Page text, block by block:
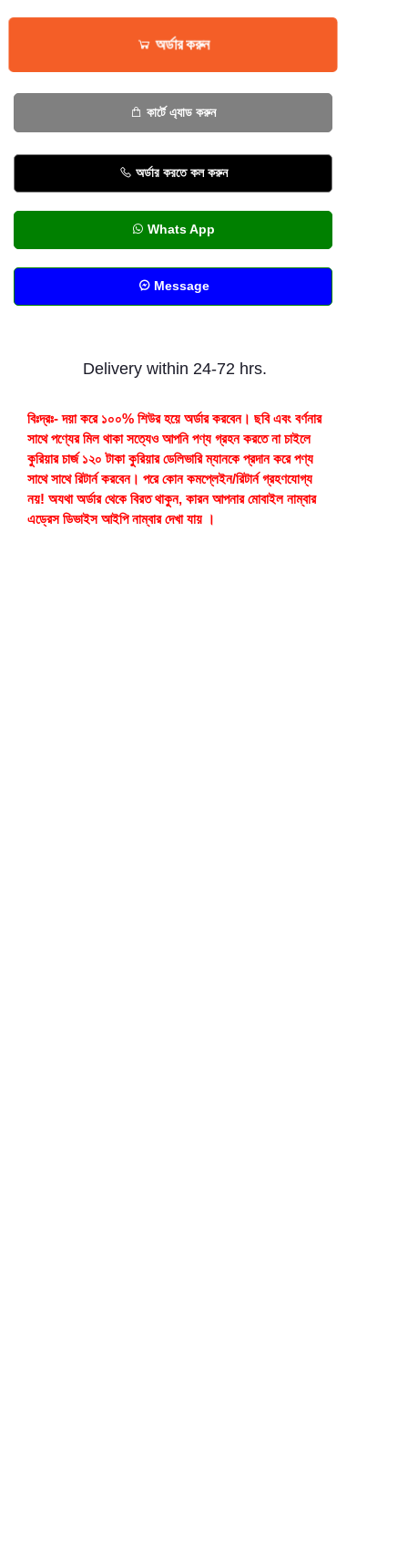
অর্ডার করুন
কার্টে এ্যাড করুন
অর্ডার করতে কল করুন
Whats App
Message
Delivery within 24-72 hrs.
বিঃদ্রঃ- দয়া করে ১০০% শিউর হয়ে অর্ডার করবেন। ছবি এবং বর্ণনার
সাথে পণ্যের মিল থাকা সত্যেও আপনি পণ্য গ্রহন করতে না চাইলে
কুরিয়ার চার্জ ১২০ টাকা কুরিয়ার ডেলিভারি ম্যানকে প্রদান করে পণ্য
সাথে সাথে রিটার্ন করবেন। পরে কোন কমপ্লেইন/রিটার্ন গ্রহণযোগ্য
নয়! অযথা অর্ডার থেকে বিরত থাকুন, কারন আপনার মোবাইল নাম্বার
এড্রেস ডিভাইস আইপি নাম্বার দেখা যায় ।